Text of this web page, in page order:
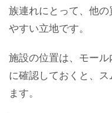
族連れにとって、他
やすい立地です。
施設の位置は、モール
に確認しておくと、
ます。